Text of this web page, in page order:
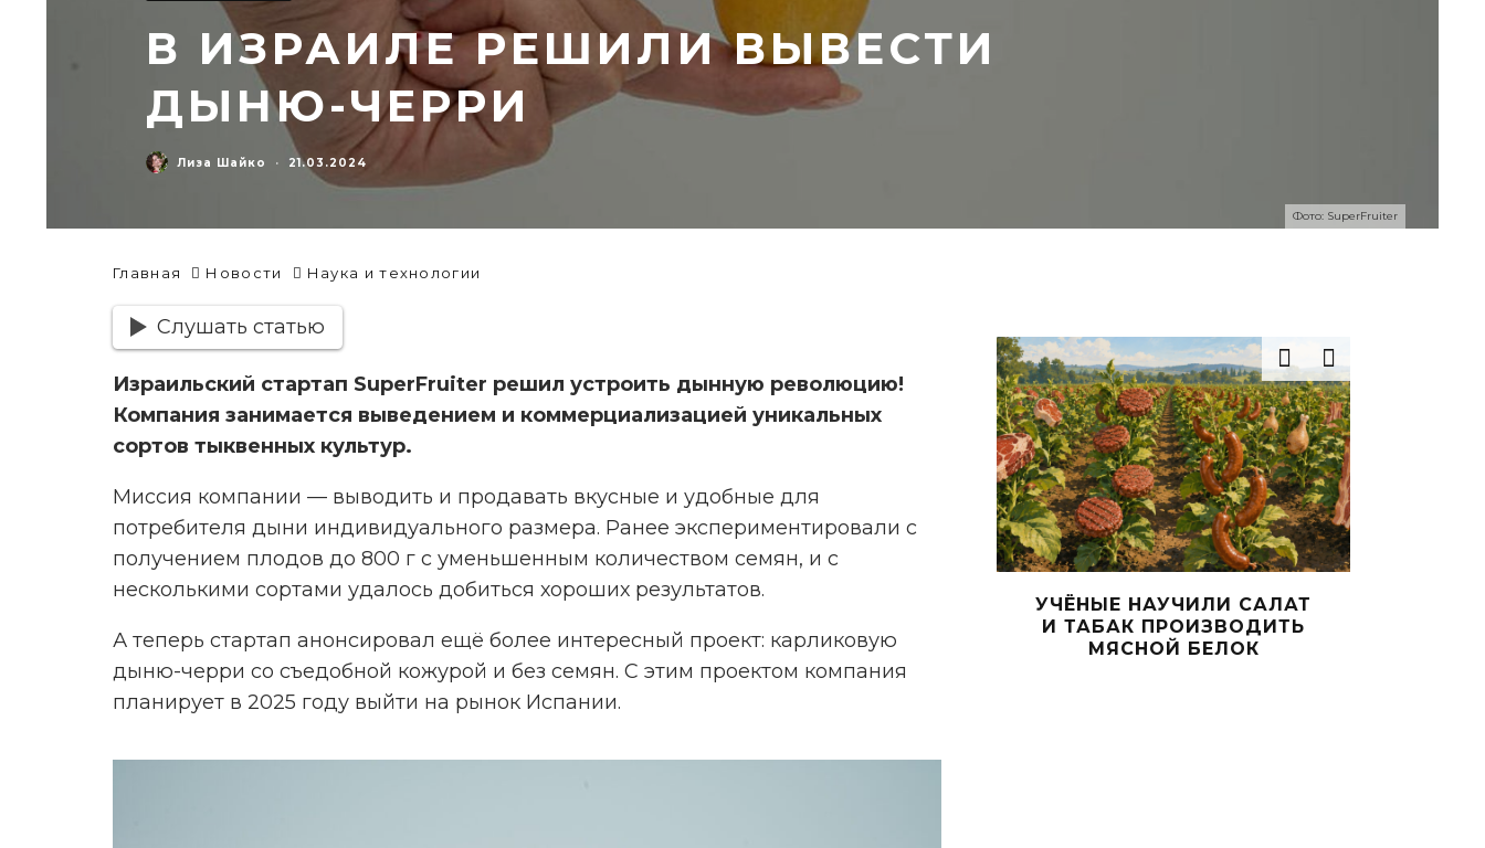
Фото: SuperFruiter
В ИЗРАИЛЕ РЕШИЛИ ВЫВЕСТИ
ДЫНЮ-ЧЕРРИ
Лиза Шайко · 21.03.2024
Главная Новости Наука и технологии
Слушать статью
Израильский стартап SuperFruiter решил устроить дынную революцию!
Компания занимается выведением и коммерциализацией уникальных
сортов тыквенных культур.
Миссия компании — выводить и продавать вкусные и удобные для
потребителя дыни индивидуального размера. Ранее экспериментировали с
получением плодов до 800 г с уменьшенным количеством семян, и с
несколькими сортами удалось добиться хороших результатов.
А теперь стартап анонсировал ещё более интересный проект: карликовую
дыню-черри со съедобной кожурой и без семян. С этим проектом компания
планирует в 2025 году выйти на рынок Испании.
УЧЁНЫЕ НАУЧИЛИ САЛАТ
И ТАБАК ПРОИЗВОДИТЬ
МЯСНОЙ БЕЛОК
ИССЛЕДОВАНИЕ: ОСТРЫЙ
ПЕРЕЦ ПРОТИВ ОСТРОЙ